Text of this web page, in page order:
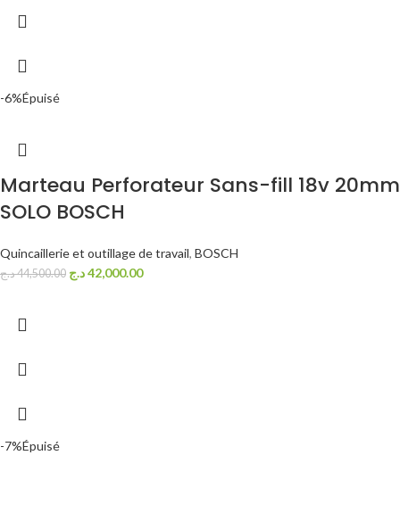
-6%Épuisé
Marteau Perforateur Sans-fill 18v 20mm
SOLO BOSCH
Quincaillerie et outillage de travail, BOSCH
44,500.00د.ج 42,000.00د.ج
-7%Épuisé